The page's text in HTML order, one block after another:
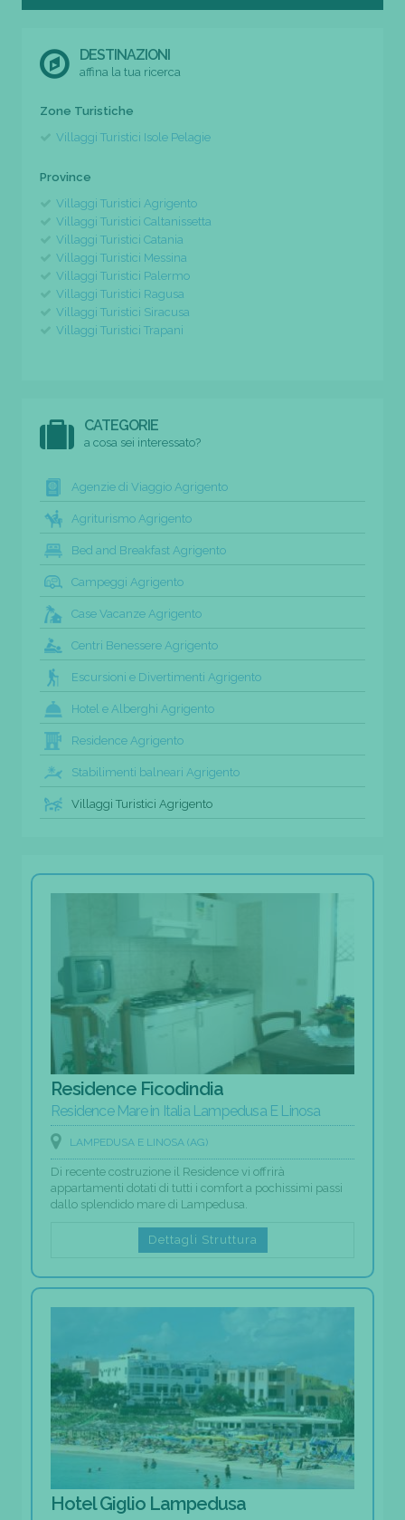
DESTINAZIONI
affina la tua ricerca
Zone Turistiche
Villaggi Turistici Isole Pelagie
Province
Villaggi Turistici Agrigento
Villaggi Turistici Caltanissetta
Villaggi Turistici Catania
Villaggi Turistici Messina
Villaggi Turistici Palermo
Villaggi Turistici Ragusa
Villaggi Turistici Siracusa
Villaggi Turistici Trapani
CATEGORIE
a cosa sei interessato?
Agenzie di Viaggio Agrigento
Agriturismo Agrigento
Bed and Breakfast Agrigento
Campeggi Agrigento
Case Vacanze Agrigento
Centri Benessere Agrigento
Escursioni e Divertimenti Agrigento
Hotel e Alberghi Agrigento
Residence Agrigento
Stabilimenti balneari Agrigento
Villaggi Turistici Agrigento
Residence Ficodindia
Residence Mare in Italia Lampedusa E Linosa
LAMPEDUSA E LINOSA (AG)
Di recente costruzione il Residence vi offrirà
appartamenti dotati di tutti i comfort a pochissimi passi
dallo splendido mare di Lampedusa.
Dettagli Struttura
Hotel Giglio Lampedusa